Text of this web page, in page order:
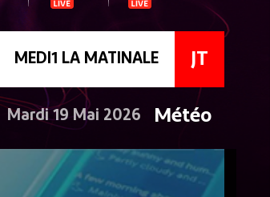
MEDI1 LA MATINALE JT
Mardi 19 Mai 2026 Météo